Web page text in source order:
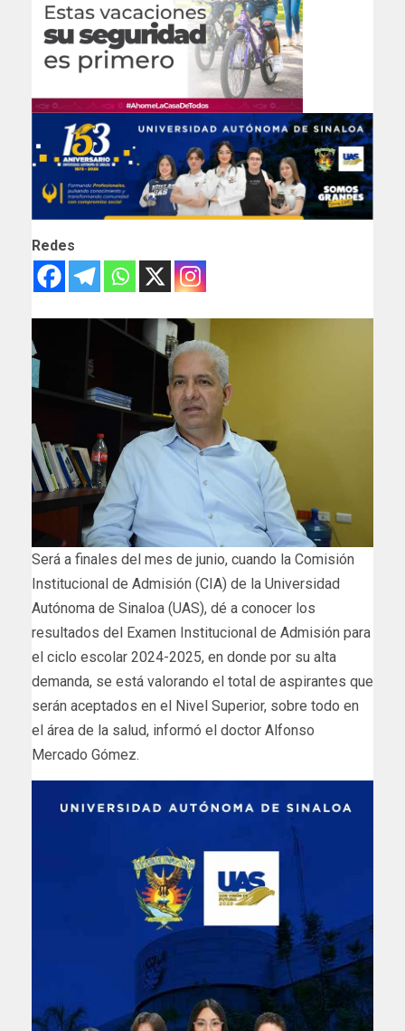
Redes
Será a finales del mes de junio, cuando la Comisión
Institucional de Admisión (CIA) de la Universidad
Autónoma de Sinaloa (UAS), dé a conocer los
resultados del Examen Institucional de Admisión para
el ciclo escolar 2024-2025, en donde por su alta
demanda, se está valorando el total de aspirantes que
serán aceptados en el Nivel Superior, sobre todo en
el área de la salud, informó el doctor Alfonso
Mercado Gómez.